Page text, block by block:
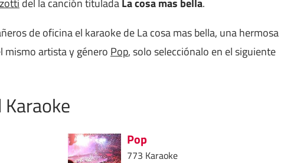
de oficina el karaoke de La cosa mas bella, una hermosa
mismo artista y género Pop, solo selecciónalo en el siguiente
Pop
773 Karaoke